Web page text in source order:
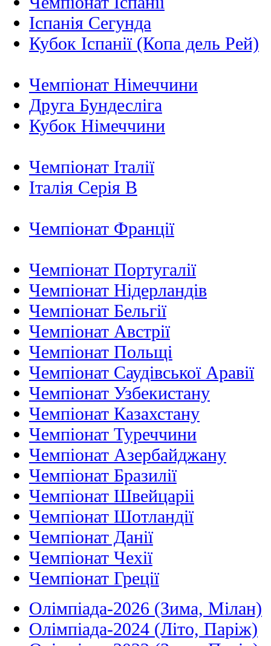
Іспанія Сегунда
Кубок Іспанії (Копа дель Рей)
Чемпіонат Німеччини
Друга Бундесліга
Кубок Німеччини
Чемпіонат Італії
Італія Серія B
Чемпіонат Франції
Чемпіонат Португалії
Чемпіонат Нідерландiв
Чемпіонат Бельгії
Чемпіонат Австрії
Чемпіонат Польщі
Чемпіонат Саудівської Аравії
Чемпіонат Узбекистану
Чемпіонат Казахстану
Чемпіонат Туреччини
Чемпіонат Азербайджану
Чемпіонат Бразилії
Чемпіонат Швейцаріі
Чемпіонат Шотландії
Чемпіонат Данії
Чемпіонат Чехії
Чемпіонат Греції
Олімпіада-2026 (Зима, Мілан)
Олімпіада-2024 (Літо, Паріж)